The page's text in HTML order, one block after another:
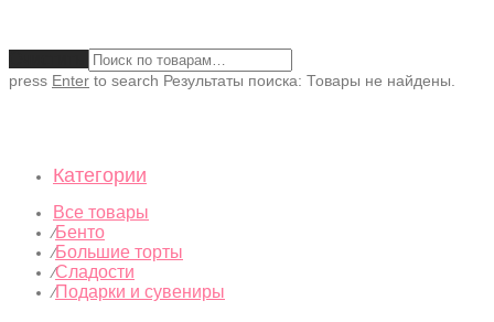
press Enter to search Результаты поиска: Товары не найдены.
Категории
Все товары
⁄Бенто
⁄Большие торты
⁄Сладости
⁄Подарки и сувениры